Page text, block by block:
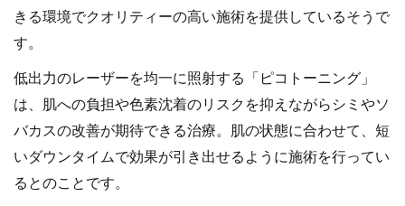
最寄駅
歩約7分
阪急「梅田駅」より
阪急「大阪梅田
より徒歩3分
きる環境でクオリティーの高い施術を提供しているそうで
す。
低出力のレーザーを均一に照射する「ピコトーニング」
は、肌への負担や色素沈着のリスクを抑えながらシミやソ
バカスの改善が期待できる治療。肌の状態に合わせて、短
いダウンタイムで効果が引き出せるように施術を行ってい
るとのことです。